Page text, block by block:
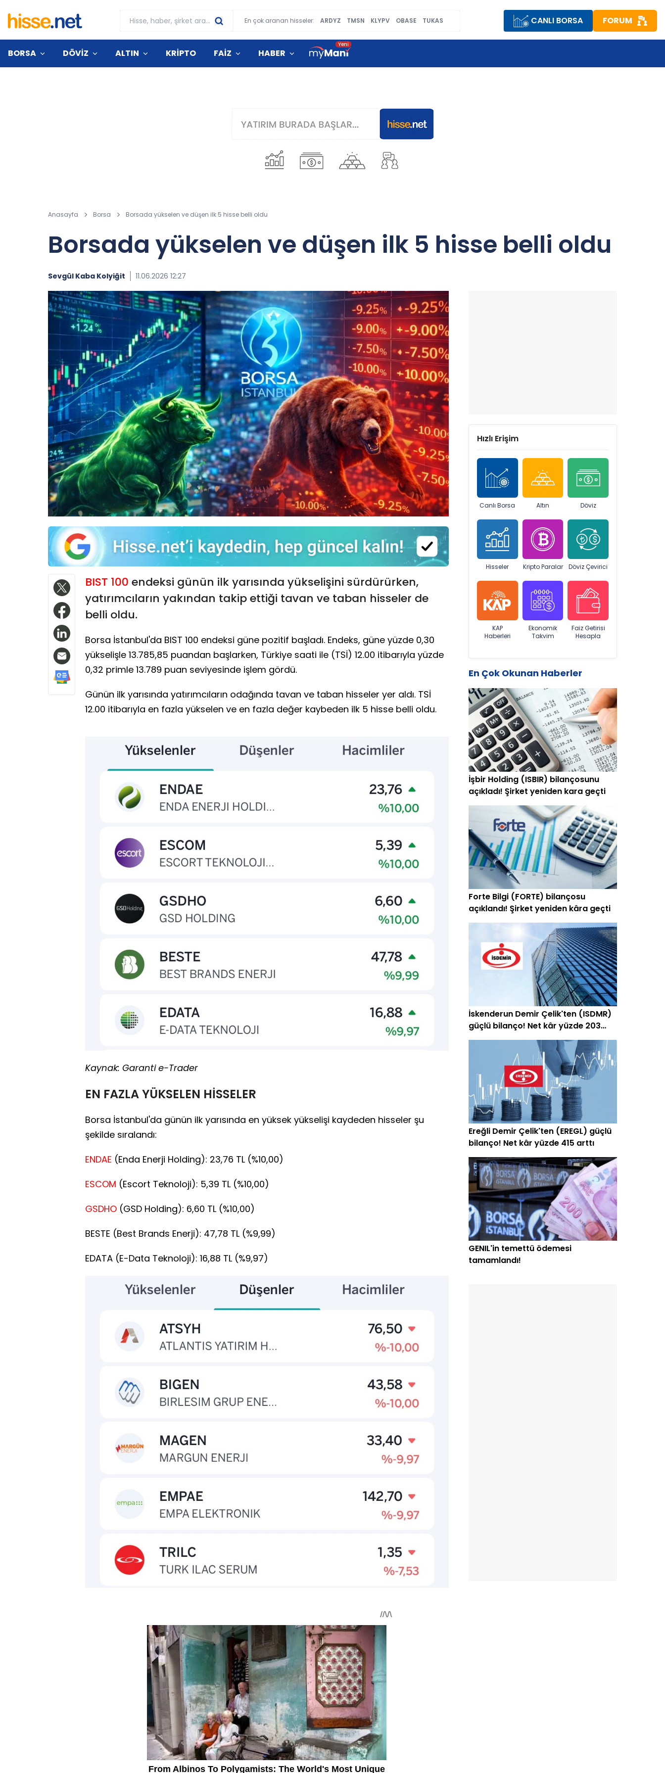
En çok aranan hisseler: ARDYZ TMSN KLYPV OBASE TUKAS CANLI BORSA FORUM
BORSA DÖVİZ ALTIN KRİPTO FAİZ HABER
Anasayfa Borsa Borsada yükselen ve düşen ilk 5 hisse belli oldu
Borsada yükselen ve düşen ilk 5 hisse belli oldu
Sevgül Kaba Kolyiğit 11.06.2026 12:27
BIST 100 endeksi günün ilk yarısında yükselişini sürdürürken,
yatırımcıların yakından takip ettiği tavan ve taban hisseler de
belli oldu.
Borsa İstanbul'da BIST 100 endeksi güne pozitif başladı. Endeks, güne yüzde 0,30
yükselişle 13.785,85 puandan başlarken, Türkiye saati ile (TSİ) 12.00 itibarıyla yüzde
0,32 primle 13.789 puan seviyesinde işlem gördü.
Günün ilk yarısında yatırımcıların odağında tavan ve taban hisseler yer aldı. TSİ
12.00 itibarıyla en fazla yükselen ve en fazla değer kaybeden ilk 5 hisse belli oldu.
Kaynak: Garanti e-Trader
EN FAZLA YÜKSELEN HİSSELER
Borsa İstanbul'da günün ilk yarısında en yüksek yükselişi kaydeden hisseler şu
şekilde sıralandı:
ENDAE (Enda Enerji Holding): 23,76 TL (%10,00)
ESCOM (Escort Teknoloji): 5,39 TL (%10,00)
GSDHO (GSD Holding): 6,60 TL (%10,00)
BESTE (Best Brands Enerji): 47,78 TL (%9,99)
EDATA (E-Data Teknoloji): 16,88 TL (%9,97)
Hızlı Erişim
Canlı Borsa Altın Döviz
Hisseler Kripto Paralar Döviz Çevirici
KAP
Haberleri
Ekonomik
Takvim
Faiz Getirisi
Hesapla
En Çok Okunan Haberler
İşbir Holding (ISBIR) bilançosunu
açıkladı! Şirket yeniden kara geçti
Forte Bilgi (FORTE) bilançosu
açıklandı! Şirket yeniden kâra geçti
İskenderun Demir Çelik'ten (ISDMR)
güçlü bilanço! Net kâr yüzde 203
arttı
Ereğli Demir Çelik'ten (EREGL) güçlü
bilanço! Net kâr yüzde 415 arttı
GENIL'in temettü ödemesi
tamamlandı!